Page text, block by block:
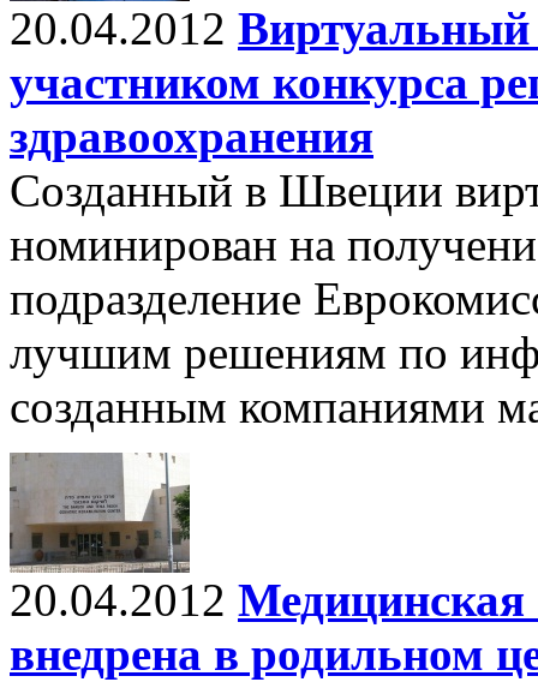
20.04.2012 Виртуальный
участником конкурса
здравоохранения
Созданный в Швеции
номинирован на
подразделение
лучшим решениям по
созданным компаниями
20.04.2012 Медицинская
внедрена в родильном